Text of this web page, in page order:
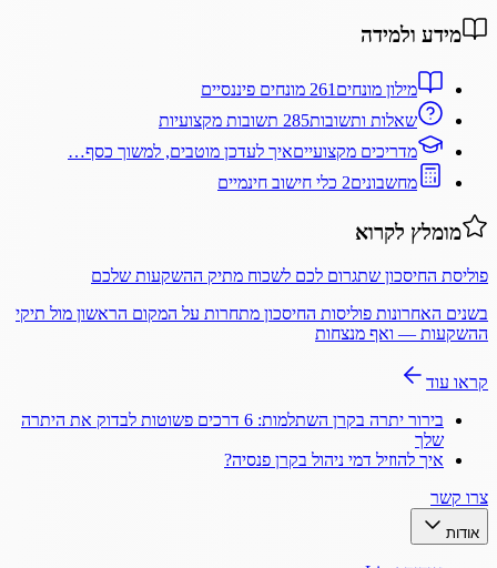
מידע ולמידה
מילון מונחים 261 מונחים פיננסיים
שאלות ותשובות285 תשובות מקצועיות
מדריכים מקצועייםאיך לעדכן מוטבים, למשוך כסף…
מחשבונים2 כלי חישוב חינמיים
מומלץ לקרוא
פוליסת החיסכון שתגרום לכם לשכוח מתיק ההשקעות שלכם
בשנים האחרונות פוליסות החיסכון מתחרות על המקום הראשון מול תיקי
ההשקעות — ואף מנצחות
קראו עוד
בירור יתרה בקרן השתלמות: 6 דרכים פשוטות לבדוק את היתרה
שלך
איך להוזיל דמי ניהול בקרן פנסיה?
צרו קשר
אודות